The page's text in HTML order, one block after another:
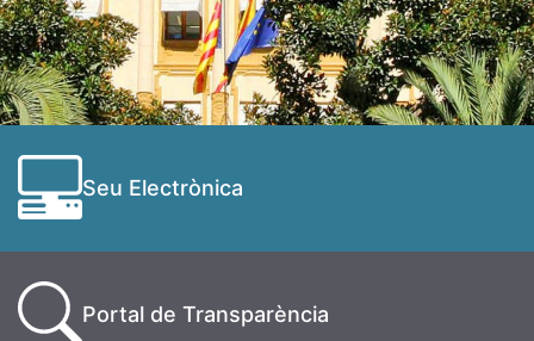
Seu Electrònica
Portal de Transparència